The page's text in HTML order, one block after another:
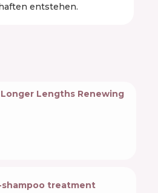
entstehen.
Lengths Renewing
shampoo treatment